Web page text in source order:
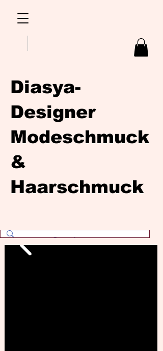
Diasya-
Designer
Modeschmuck
&
Haarschmuck